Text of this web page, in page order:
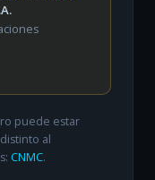
puede estar
al
CNMC.